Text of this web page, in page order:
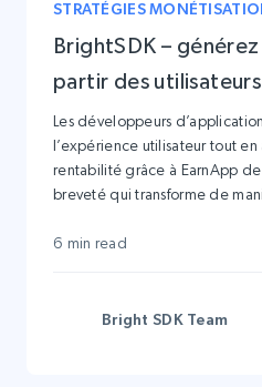
STRATÉGIES
BrightSDK –
partir des
de votre application
Les développeurs
l’expérience utilisateur tout
rentabilité grâce à EarnApp
breveté qui transforme de
6 min read
Bright SDK Team